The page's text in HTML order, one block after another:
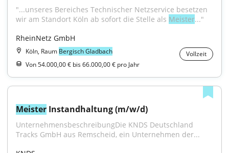
"...unseres Bereiches Technischer Netzservice besetzen
wir am Standort Köln ab sofort die Stelle als Meister..."
RheinNetz GmbH
Köln, Raum Bergisch Gladbach
Vollzeit
Von 54.000,00 € bis 66.000,00 € pro Jahr
Meister Instandhaltung (m/w/d)
UnternehmensbeschreibungDie KNDS Deutschland
Tracks GmbH aus Remscheid, ein Unternehmen der...